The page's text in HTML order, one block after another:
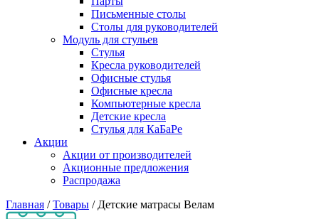
Письменные столы
Столы для руководителей
Модуль для стульев
Стулья
Кресла руководителей
Офисные стулья
Офисные кресла
Компьютерные кресла
Детские кресла
Стулья для КаБаРе
Акции
Акции от производителей
Акционные предложения
Распродажа
Главная /Товары / Детские матрасы Велам